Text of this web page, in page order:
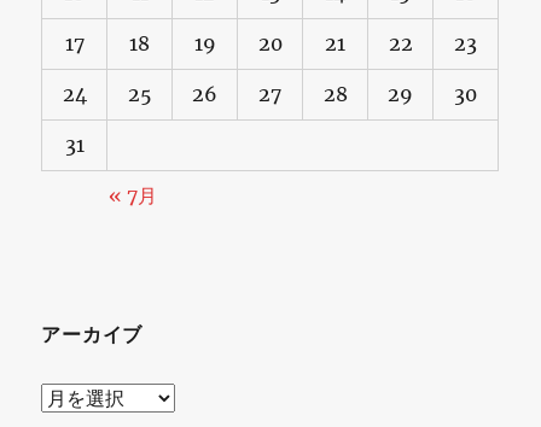
17 18 19 20 21 22 23
24 25 26 27 28 29 30
31
« 7月
アーカイブ
ア